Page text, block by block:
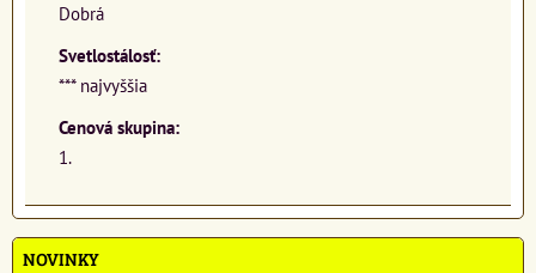
Dobrá
Svetlostálosť:
*** najvyššia
Cenová skupina:
1.
NOVINKY